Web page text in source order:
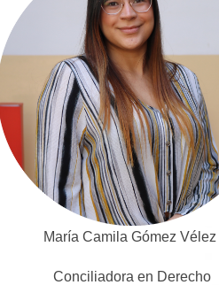
María Camila Gómez
Conciliadora en Derecho